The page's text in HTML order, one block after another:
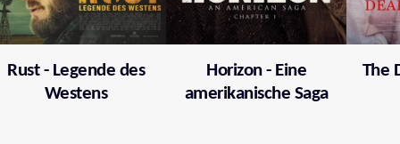
Rust - Legende des
Westens
Horizon - Eine
amerikanische Saga
The